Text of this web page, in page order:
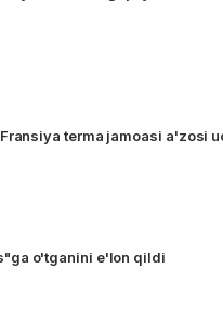
terma jamoasi a'zosi
o'tganini e'lon qildi